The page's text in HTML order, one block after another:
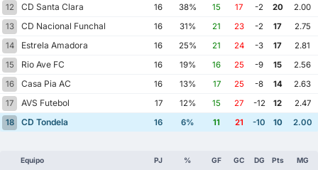
12
CD Santa Clara 16 38% 15 17 -2 20
2.00
13
CD Nacional Funchal 16 31% 21 23 -2 17
2.75
14
Estrela Amadora 16 25% 21 24 -3 17
2.81
15
Rio Ave FC 16 19% 16 25 -9 15
2.56
16
Casa Pia AC 16 13% 17 25 -8 14
2.63
17
AVS Futebol 17 12% 15 27 -12 12
2.47
18
CD Tondela 16 6% 11 21 -10 10 2.00
Equipo PJ % GF GC DG Pts MG